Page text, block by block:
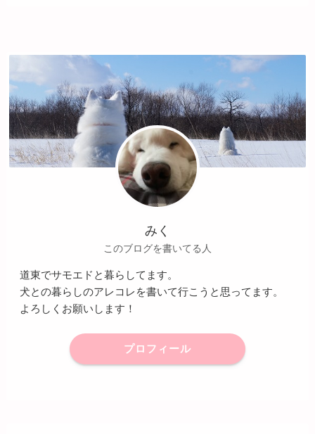
みく
このブログを書いてる人
道東でサモエドと暮らしてます。
犬との暮らしのアレコレを書いて行こうと思ってます。
よろしくお願いします！
プロフィール